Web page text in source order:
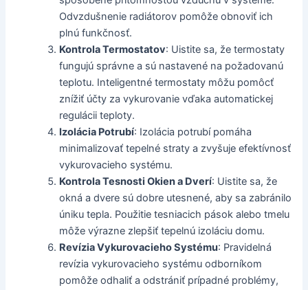
Odvzdušnenie radiátorov pomôže obnoviť ich
plnú funkčnosť.
Kontrola Termostatov: Uistite sa, že termostaty
fungujú správne a sú nastavené na požadovanú
teplotu. Inteligentné termostaty môžu pomôcť
znížiť účty za vykurovanie vďaka automatickej
regulácii teploty.
Izolácia Potrubí: Izolácia potrubí pomáha
minimalizovať tepelné straty a zvyšuje efektívnosť
vykurovacieho systému.
Kontrola Tesnosti Okien a Dverí: Uistite sa, že
okná a dvere sú dobre utesnené, aby sa zabránilo
úniku tepla. Použitie tesniacich pások alebo tmelu
môže výrazne zlepšiť tepelnú izoláciu domu.
Revízia Vykurovacieho Systému: Pravidelná
revízia vykurovacieho systému odborníkom
pomôže odhaliť a odstrániť prípadné problémy,